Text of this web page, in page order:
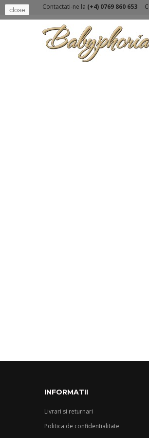
Contactati-ne la (+4) 0769 860 653
INFORMATII
Livrari si returnari
Politica de confidentialitate
close